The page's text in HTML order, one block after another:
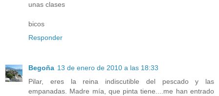
unas clases
bicos
Responder
Begoña 13 de enero de 2010 a las 18:33
Pilar, eres la reina indiscutible del pescado y las
empanadas. Madre mía, que pinta tiene....me han entrado